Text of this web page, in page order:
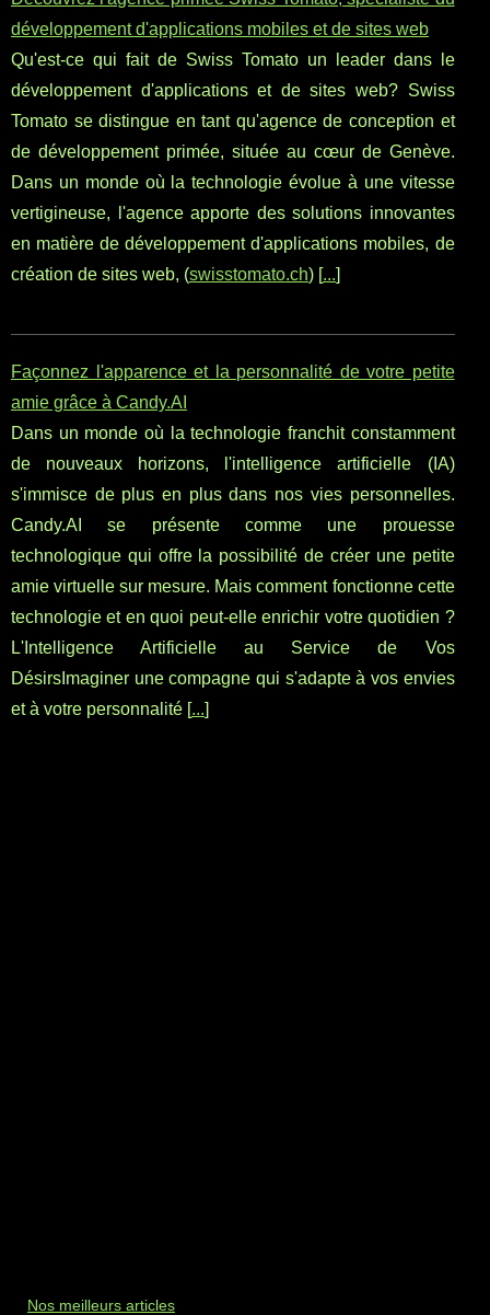
développement d'applications mobiles et de sites web
Qu'est-ce qui fait de Swiss Tomato un leader dans le
développement d'applications et de sites web? Swiss
Tomato se distingue en tant qu'agence de conception et
de développement primée, située au cœur de Genève.
Dans un monde où la technologie évolue à une vitesse
vertigineuse, l'agence apporte des solutions innovantes
en matière de développement d'applications mobiles, de
création de sites web, (swisstomato.ch) [...]
Façonnez l'apparence et la personnalité de votre petite
amie grâce à Candy.AI
Dans un monde où la technologie franchit constamment
de nouveaux horizons, l'intelligence artificielle (IA)
s'immisce de plus en plus dans nos vies personnelles.
Candy.AI se présente comme une prouesse
technologique qui offre la possibilité de créer une petite
amie virtuelle sur mesure. Mais comment fonctionne cette
technologie et en quoi peut-elle enrichir votre quotidien ?
L'Intelligence Artificielle au Service de Vos
DésirsImaginer une compagne qui s'adapte à vos envies
et à votre personnalité [...]
Nos meilleurs articles